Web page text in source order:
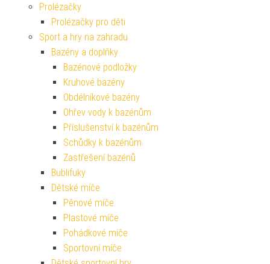
Prolézačky
Prolézačky pro děti
Sport a hry na zahradu
Bazény a doplňky
Bazénové podložky
Kruhové bazény
Obdélníkové bazény
Ohřev vody k bazénům
Příslušenství k bazénům
Schůdky k bazénům
Zastřešení bazénů
Bublifuky
Dětské míče
Pěnové míče
Plastové míče
Pohádkové míče
Sportovní míče